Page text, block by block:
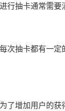
行抽卡通常需要
次抽卡都有一
了增加用户的